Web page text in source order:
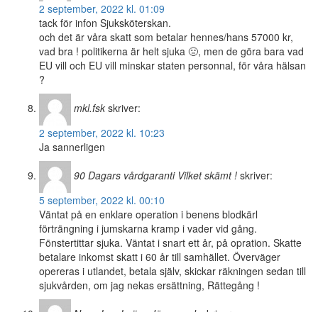
2 september, 2022 kl. 01:09
tack för infon Sjuksköterskan.
och det är våra skatt som betalar hennes/hans 57000 kr,
vad bra ! politikerna är helt sjuka 🤢, men de göra bara vad
EU vill och EU vill minskar staten personnal, för våra hälsan
?
mkl.fsk skriver:
2 september, 2022 kl. 10:23
Ja sannerligen
90 Dagars vårdgaranti Vilket skämt ! skriver:
5 september, 2022 kl. 00:10
Väntat på en enklare operation i benens blodkärl
förträngning i jumskarna kramp i vader vid gång.
Fönstertittar sjuka. Väntat i snart ett år, på opration. Skatte
betalare inkomst skatt i 60 år till samhället. Överväger
opereras i utlandet, betala själv, skickar räkningen sedan till
sjukvården, om jag nekas ersättning, Rättegång !